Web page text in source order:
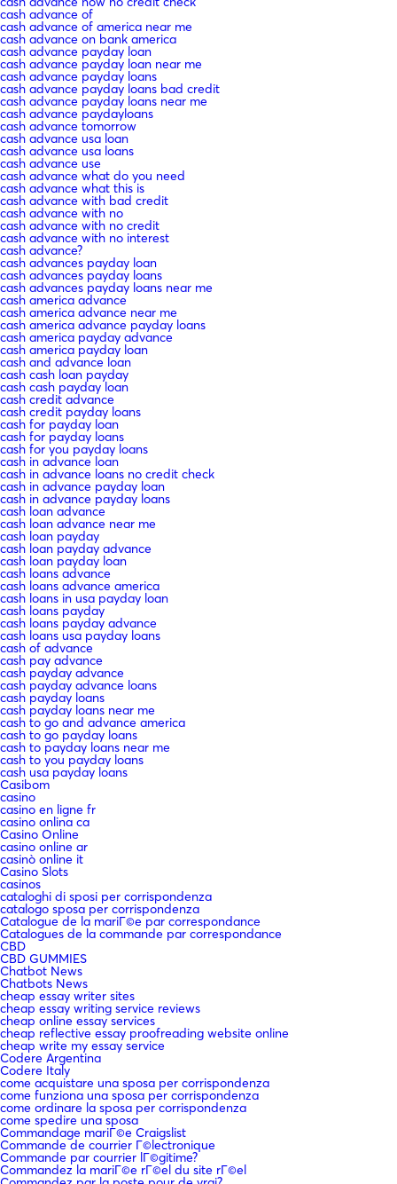
cash advance of
cash advance of america near me
cash advance on bank america
cash advance payday loan
cash advance payday loan near me
cash advance payday loans
cash advance payday loans bad credit
cash advance payday loans near me
cash advance paydayloans
cash advance tomorrow
cash advance usa loan
cash advance usa loans
cash advance use
cash advance what do you need
cash advance what this is
cash advance with bad credit
cash advance with no
cash advance with no credit
cash advance with no interest
cash advance?
cash advances payday loan
cash advances payday loans
cash advances payday loans near me
cash america advance
cash america advance near me
cash america advance payday loans
cash america payday advance
cash america payday loan
cash and advance loan
cash cash loan payday
cash cash payday loan
cash credit advance
cash credit payday loans
cash for payday loan
cash for payday loans
cash for you payday loans
cash in advance loan
cash in advance loans no credit check
cash in advance payday loan
cash in advance payday loans
cash loan advance
cash loan advance near me
cash loan payday
cash loan payday advance
cash loan payday loan
cash loans advance
cash loans advance america
cash loans in usa payday loan
cash loans payday
cash loans payday advance
cash loans usa payday loans
cash of advance
cash pay advance
cash payday advance
cash payday advance loans
cash payday loans
cash payday loans near me
cash to go and advance america
cash to go payday loans
cash to payday loans near me
cash to you payday loans
cash usa payday loans
Casibom
casino
casino en ligne fr
casino onlina ca
Casino Online
casino online ar
casinò online it
Casino Slots
casinos
cataloghi di sposi per corrispondenza
catalogo sposa per corrispondenza
Catalogue de la mariГ©e par correspondance
Catalogues de la commande par correspondance
CBD
CBD GUMMIES
Chatbot News
Chatbots News
cheap essay writer sites
cheap essay writing service reviews
cheap online essay services
cheap reflective essay proofreading website online
cheap write my essay service
Codere Argentina
Codere Italy
come acquistare una sposa per corrispondenza
come funziona una sposa per corrispondenza
come ordinare la sposa per corrispondenza
come spedire una sposa
Commandage mariГ©e Craigslist
Commande de courrier Г©lectronique
Commande par courrier lГ©gitime?
Commandez la mariГ©e rГ©el du site rГ©el